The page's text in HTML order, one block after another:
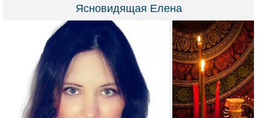
Ясновидящая Елена